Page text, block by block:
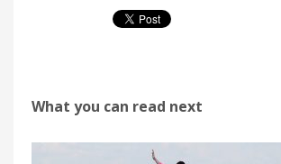
What you can read next